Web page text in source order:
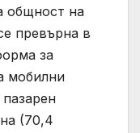
общност на
превърна в
за
мобилни
(70,4